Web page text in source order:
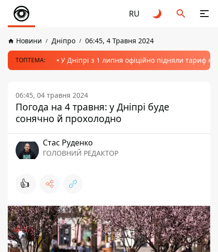
RU
Новини Дніпро 06:45, 4 Травня 2024
ТОПТЕМА: У Дніпрі з 1 липня офіційно підняли тариф
06:45, 04 травня 2024
Погода на 4 травня: у Дніпрі буде
сонячно й прохолодно
Стас Руденко
ГОЛОВНИЙ РЕДАКТОР
👍